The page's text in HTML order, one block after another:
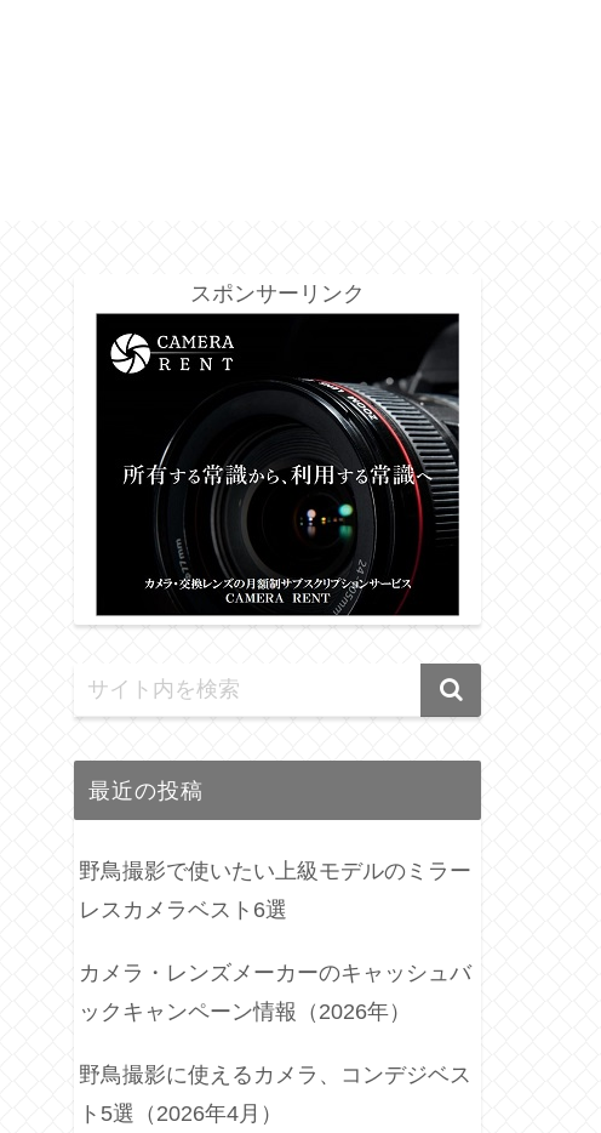
スポンサーリンク
最近の投稿
野鳥撮影で使いたい上級モデルのミラー
レスカメラベスト6選
カメラ・レンズメーカーのキャッシュバ
ックキャンペーン情報（2026年）
野鳥撮影に使えるカメラ、コンデジベス
ト5選（2026年4月）